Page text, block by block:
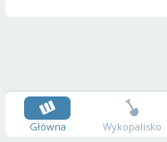
Główna Wykopalisko